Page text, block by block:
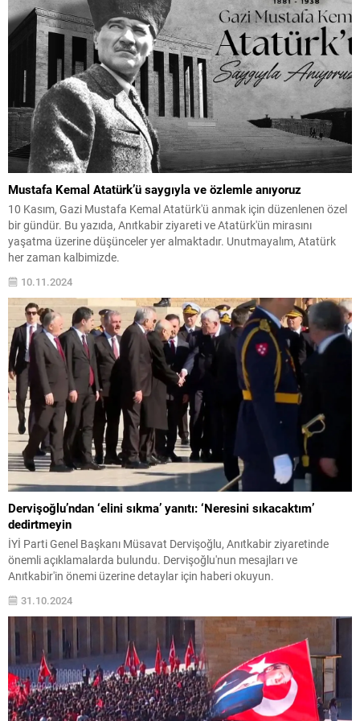
Mustafa Kemal Atatürk’ü saygıyla ve özlemle anıyoruz
10 Kasım, Gazi Mustafa Kemal Atatürk'ü anmak için düzenlenen özel
bir gündür. Bu yazıda, Anıtkabir ziyareti ve Atatürk'ün mirasını
yaşatma üzerine düşünceler yer almaktadır. Unutmayalım, Atatürk
her zaman kalbimizde.
10.11.2024
Dervişoğlu’ndan ‘elini sıkma’ yanıtı: ‘Neresini sıkacaktım’
dedirtmeyin
İYİ Parti Genel Başkanı Müsavat Dervişoğlu, Anıtkabir ziyaretinde
önemli açıklamalarda bulundu. Dervişoğlu'nun mesajları ve
Anıtkabir'in önemi üzerine detaylar için haberi okuyun.
31.10.2024